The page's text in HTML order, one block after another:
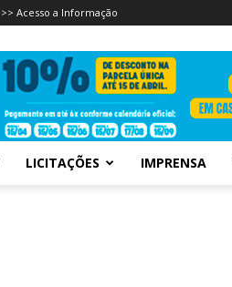
>> Acesso a Informação
LICITAÇÕES IMPRENSA